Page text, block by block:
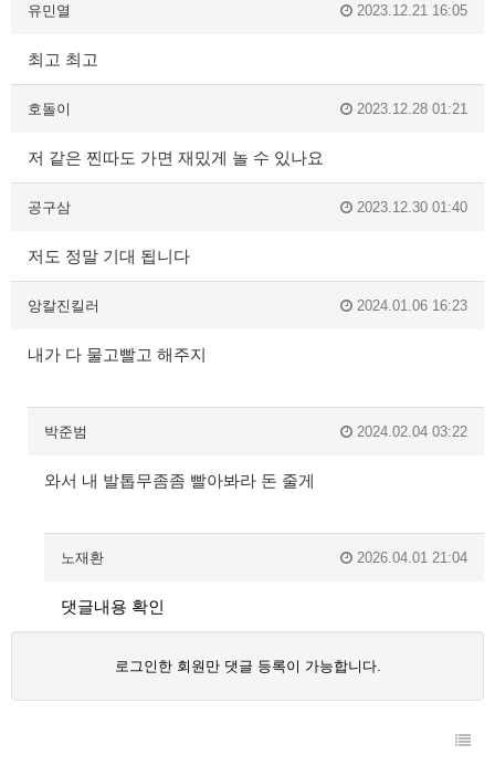
유민열 2023.12.21 16:05
최고 최고
호돌이 2023.12.28 01:21
저 같은 찐따도 가면 재밌게 놀 수 있나요
공구삼 2023.12.30 01:40
저도 정말 기대 됩니다
앙칼진킬러 2024.01.06 16:23
내가 다 물고빨고 해주지
박준범 2024.02.04 03:22
와서 내 발톱무좀좀 빨아봐라 돈 줄게
노재환 2026.04.01 21:04
댓글내용 확인
로그인한 회원만 댓글 등록이 가능합니다.